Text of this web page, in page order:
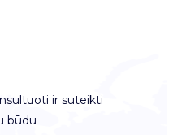
ir suteikti
būdu